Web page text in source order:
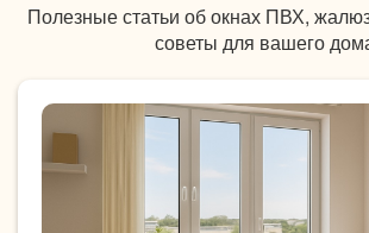
Полезные статьи об окнах ПВХ,
советы для вашего